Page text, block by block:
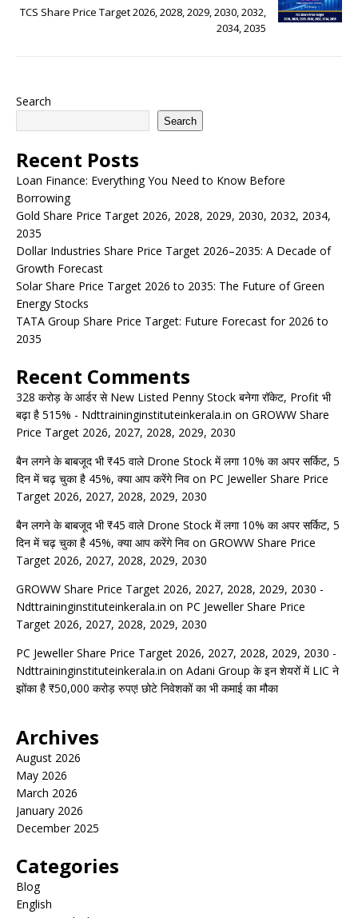
TCS Share Price Target 2026, 2028, 2029, 2030, 2032,
2034, 2035
Search
Search
Recent Posts
Loan Finance: Everything You Need to Know Before
Borrowing
Gold Share Price Target 2026, 2028, 2029, 2030, 2032, 2034,
2035
Dollar Industries Share Price Target 2026–2035: A Decade of
Growth Forecast
Solar Share Price Target 2026 to 2035: The Future of Green
Energy Stocks
TATA Group Share Price Target: Future Forecast for 2026 to
2035
Recent Comments
328 करोड़ के आर्डर से New Listed Penny Stock बनेगा रॉकेट, Profit भी
बढ़ा है 515% - Ndttraininginstituteinkerala.in on GROWW Share
Price Target 2026, 2027, 2028, 2029, 2030
बैन लगने के बाबजूद भी ₹45 वाले Drone Stock में लगा 10% का अपर सर्किट, 5
दिन में चढ़ चुका है 45%, क्या आप करेंगे निव on PC Jeweller Share Price
Target 2026, 2027, 2028, 2029, 2030
बैन लगने के बाबजूद भी ₹45 वाले Drone Stock में लगा 10% का अपर सर्किट, 5
दिन में चढ़ चुका है 45%, क्या आप करेंगे निव on GROWW Share Price
Target 2026, 2027, 2028, 2029, 2030
GROWW Share Price Target 2026, 2027, 2028, 2029, 2030 -
Ndttraininginstituteinkerala.in on PC Jeweller Share Price
Target 2026, 2027, 2028, 2029, 2030
PC Jeweller Share Price Target 2026, 2027, 2028, 2029, 2030 -
Ndttraininginstituteinkerala.in on Adani Group के इन शेयरों में LIC ने
झोंका है ₹50,000 करोड़ रुपए! छोटे निवेशकों का भी कमाई का मौका
Archives
August 2026
May 2026
March 2026
January 2026
December 2025
Categories
Blog
English